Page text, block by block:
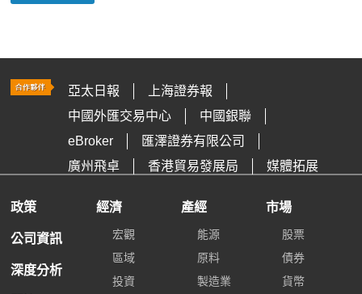
亞太日報
上海證券報
中國外匯交易中心
中國銀聯
eBroker
匯澤證券有限公司
廣州飛卓
香港貿易發展局 媒體拓展
政策
公司資訊
深度分析
經濟
宏觀
區域
投資
產經
能源
原料
製造業
市場
股票
債券
貨幣